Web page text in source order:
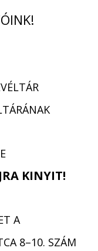
KINYIT!
A
8–10. SZÁM